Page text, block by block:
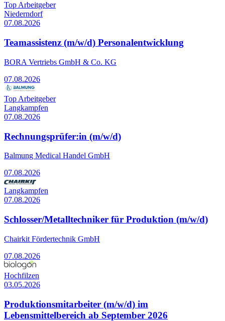
Top Arbeitgeber
Niederndorf
07.08.2026
Teamassistenz (m/w/d) Personalentwicklung
BORA Vertriebs GmbH & Co. KG
07.08.2026
Top Arbeitgeber
Langkampfen
07.08.2026
Rechnungsprüfer:in (m/w/d)
Balmung Medical Handel GmbH
07.08.2026
Langkampfen
07.08.2026
Schlosser/Metalltechniker für Produktion (m/w/d)
Chairkit Fördertechnik GmbH
07.08.2026
Hochfilzen
03.05.2026
Produktionsmitarbeiter (m/w/d) im
Lebensmittelbereich ab September 2026